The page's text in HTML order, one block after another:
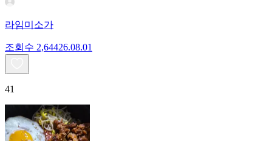
라임미소가
조회수 2,64426.08.01
41